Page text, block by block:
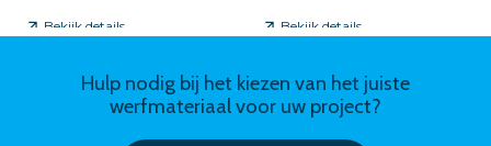
Bekijk details Bekijk details
Hulp nodig bij het kiezen van het juiste
werfmateriaal voor uw project?